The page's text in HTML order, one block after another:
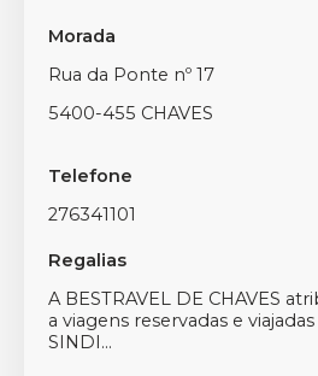
Morada
Rua da Ponte nº 17
5400-455 CHAVES
Telefone
276341101
Regalias
A BESTRAVEL DE CHAVES
a viagens reservadas e
SINDI...